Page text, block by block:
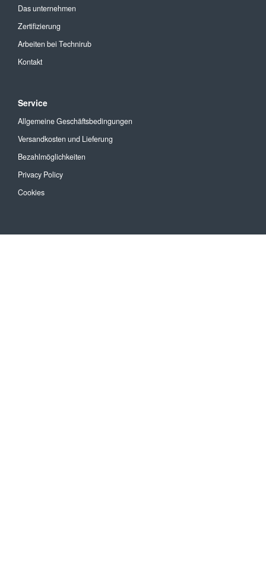
Das unternehmen
Zertifizierung
Arbeiten bei Technirub
Kontakt
Service
Allgemeine Geschäftsbedingungen
Versandkosten und Lieferung
Bezahlmöglichkeiten
Privacy Policy
Cookies